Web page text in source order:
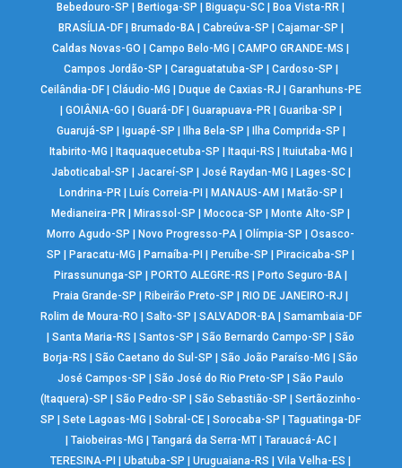
Bebedouro-SP
Bertioga-SP Biguaçu-SC Boa Vista-RR
BRASÍLIA-DF| Brumado-BA| Cabreúva-SP Cajamar-SP
Caldas Novas-GO
|Campo Belo-MG |CAMPO GRANDE-MS
Campos Jordão-SP
Caraguatatuba-SP Cardoso-SP
Ceilândia-DF| Cláudio-MG Duque de Caxias-RJ
Garanhuns-PE
GOIÂNIA-GO Guará-DF| Guarapuava-PR| Guariba-SP
Guarujá-SP
Iguapé-SP Ilha Bela-SP Ilha Comprida-SP
Itabirito-MG
Itaquaquecetuba-SP Itaqui-RS Ituiutaba-MG
Jaboticabal-SP
Jacareí-SP José Raydan-MG Lages-SC|
Londrina-PR| Luís Correia-PI MANAUS-AM Matão-SP
Medianeira-PR
Mirassol-SP Mococa-SP Monte Alto-SP
Morro Agudo-SP
Novo Progresso-PA |Olímpia-SP |Osasco-
SP
Paracatu-MG Parnaíba-PI Peruíbe-SP Piracicaba-SP
Pirassununga-SP
PORTO ALEGRE-RS Porto Seguro-BA
Praia Grande-SP
Ribeirão Preto-SP RIO DE JANEIRO-RJ
Rolim de Moura-RO
Salto-SP SALVADOR-BA| Samambaia-DF
|Santa Maria-RS |Santos-SP |São Bernardo Campo-SP |São
Borja-RS
|São Caetano do Sul-SP |São João Paraíso-MG |São
José Campos-SP
|São José do Rio Preto-SP |São Paulo
(Itaquera)-SP
|São Pedro-SP |São Sebastião-SP |Sertãozinho-
SP
|Sete Lagoas-MG |Sobral-CE |Sorocaba-SP |Taguatinga-DF
Taiobeiras-MG Tangará da Serra-MT| Tarauacá-AC|
TERESINA-PI
|Ubatuba-SP |Uruguaiana-RS |Vila Velha-ES